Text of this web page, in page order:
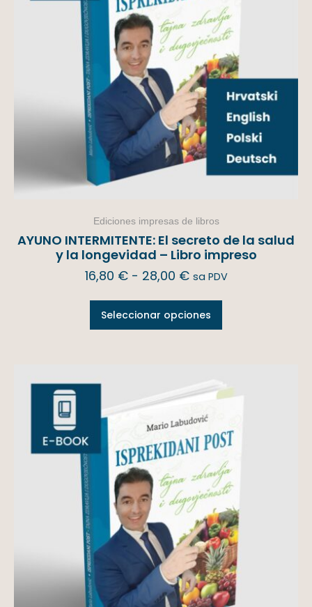
Ediciones impresas de libros
AYUNO INTERMITENTE: El secreto de la salud
y la longevidad – Libro impreso
16,80 € - 28,00 € sa PDV
Seleccionar opciones